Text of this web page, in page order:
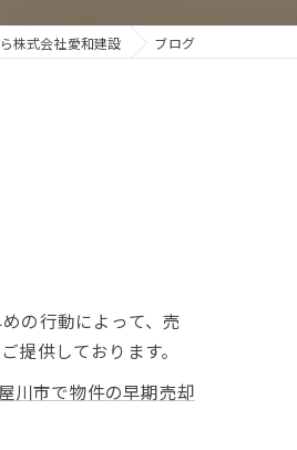
株式会社愛和建設 ブログ
の行動によって、売
提供しております。
川市で物件の早期売却